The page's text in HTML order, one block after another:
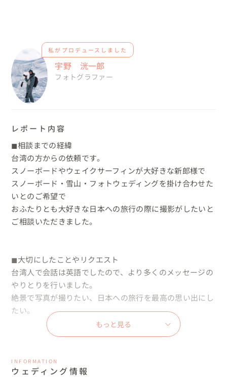
私がプロデュースしました
宇野 洸一郎
フォトグラファー
レポート内容
◼︎相談までの経緯
台湾の方からの依頼です。
スノーボードやウェイクサーフィンが大好きな新郎様で
スノーボード・雪山・フォトウェディングを掛け合わせた
いとのご希望で
おふたりとも大好きな日本への旅行の際に撮影がしたいと
ご相談いただきました。
◼︎大切にしたことやリクエスト
台湾人で会話は英語でしたので、より多くのメッセージの
やりとりを行いました。
絶景で写真が撮りたい、日本への旅行を最高の思い出にし
たい。
9:00　蔵王ロープウェイ集合
9:30　ロープウェイ乗車、樹氷高原駅で下車しレストラン
もっと見る
INFORMATION
ウェディング情報